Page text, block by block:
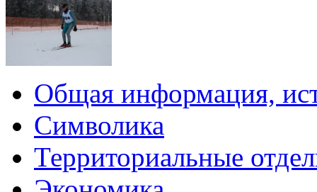
Общая информация,
Символика
Территориальные